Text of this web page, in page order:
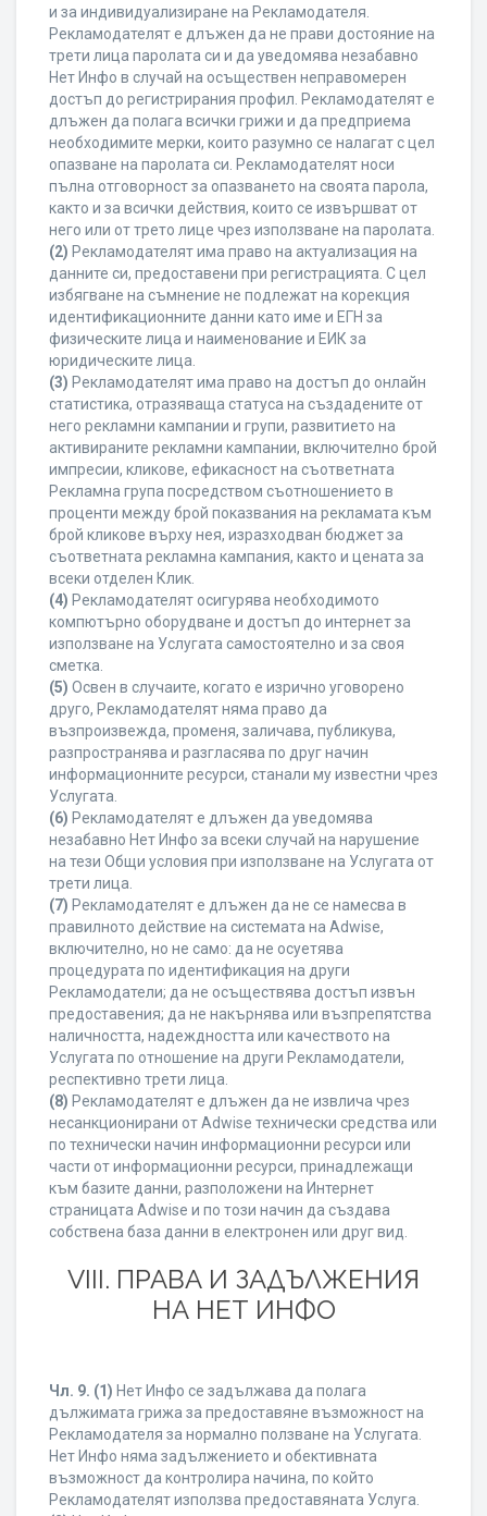
и за индивидуализиране на Рекламодателя.
Рекламодателят е длъжен да не прави достояние на
трети лица паролата си и да уведомява незабавно
Нет Инфо в случай на осъществен неправомерен
достъп до регистрирания профил. Рекламодателят е
длъжен да полага всички грижи и да предприема
необходимите мерки, които разумно се налагат с цел
опазване на паролата си. Рекламодателят носи
пълна отговорност за опазването на своята парола,
както и за всички действия, които се извършват от
него или от трето лице чрез използване на паролата.
(2) Рекламодателят има право на актуализация на
данните си, предоставени при регистрацията. С цел
избягване на съмнение не подлежат на корекция
идентификационните данни като име и ЕГН за
физическите лица и наименование и ЕИК за
юридическите лица.
(3) Рекламодателят има право на достъп до онлайн
статистика, отразяваща статуса на създадените от
него рекламни кампании и групи, развитието на
активираните рекламни кампании, включително брой
импресии, кликове, ефикасност на съответната
Рекламна група посредством съотношението в
проценти между брой показвания на рекламата към
брой кликове върху нея, изразходван бюджет за
съответната рекламна кампания, както и цената за
всеки отделен Клик.
(4) Рекламодателят осигурява необходимото
компютърно оборудване и достъп до интернет за
използване на Услугата самостоятелно и за своя
сметка.
(5) Освен в случаите, когато е изрично уговорено
друго, Рекламодателят няма право да
възпроизвежда, променя, заличава, публикува,
разпространява и разгласява по друг начин
информационните ресурси, станали му известни чрез
Услугата.
(6) Рекламодателят е длъжен да уведомява
незабавно Нет Инфо за всеки случай на нарушение
на тези Общи условия при използване на Услугата от
трети лица.
(7) Рекламодателят е длъжен да не се намесва в
правилното действие на системата на Adwise,
включително, но не само: да не осуетява
процедурата по идентификация на други
Рекламодатели; да не осъществява достъп извън
предоставения; да не накърнява или възпрепятства
наличността, надеждността или качеството на
Услугата по отношение на други Рекламодатели,
респективно трети лица.
(8) Рекламодателят е длъжен да не извлича чрез
несанкционирани от Adwise технически средства или
по технически начин информационни ресурси или
части от информационни ресурси, принадлежащи
към базите данни, разположени на Интернет
страницата Adwise и по този начин да създава
собствена база данни в електронен или друг вид.
VIII. ПРАВА И ЗАДЪЛЖЕНИЯ
НА НЕТ ИНФО
Чл. 9. (1) Нет Инфо се задължава да полага
дължимата грижа за предоставяне възможност на
Рекламодателя за нормално ползване на Услугата.
Нет Инфо няма задължението и обективната
възможност да контролира начина, по който
Рекламодателят използва предоставяната Услуга.